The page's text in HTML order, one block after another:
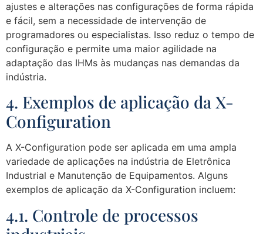
ajustes e alterações nas configurações de forma rápida
e fácil, sem a necessidade de intervenção de
programadores ou especialistas. Isso reduz o tempo de
configuração e permite uma maior agilidade na
adaptação das IHMs às mudanças nas demandas da
indústria.
4. Exemplos de aplicação da X-
Configuration
A X-Configuration pode ser aplicada em uma ampla
variedade de aplicações na indústria de Eletrônica
Industrial e Manutenção de Equipamentos. Alguns
exemplos de aplicação da X-Configuration incluem:
4.1. Controle de processos